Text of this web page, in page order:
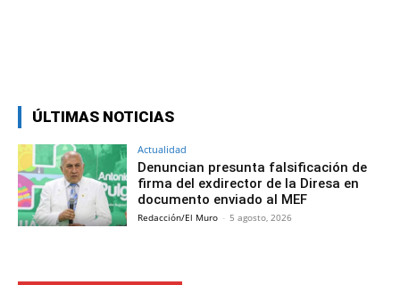
ÚLTIMAS NOTICIAS
Actualidad
Denuncian presunta falsificación de
firma del exdirector de la Diresa en
documento enviado al MEF
Redacción/El Muro - 5 agosto, 2026